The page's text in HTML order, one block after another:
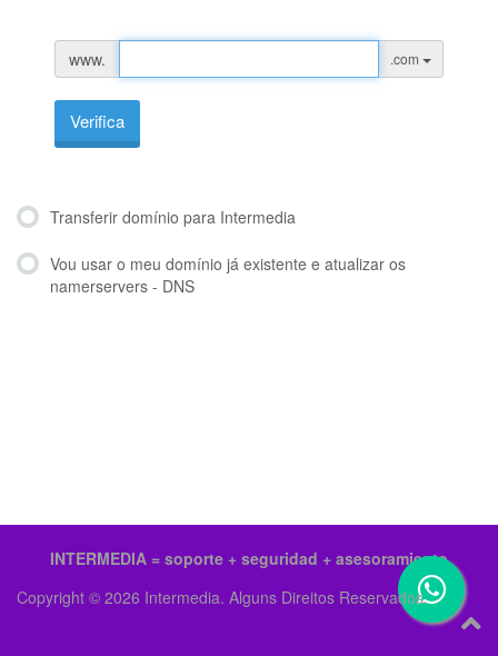
www. .com
Verifica
Transferir domínio para Intermedia
Vou usar o meu domínio já existente e atualizar os
namerservers - DNS
INTERMEDIA = soporte + seguridad + asesoramiento
Copyright © 2026 Intermedia. Alguns Direitos Reservados.